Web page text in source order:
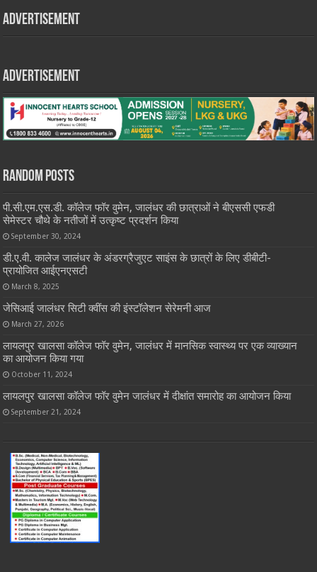
Advertisement
Advertisement
Random Posts
पी.सी.एम.एस.डी. कॉलेज फॉर वुमेन, जालंधर की छात्राओं ने बीएससी एफडी
सेमेस्टर चौथे के नतीजों में उत्कृष्ट प्रदर्शन किया
September 30, 2024
डी.ए.वी. कालेज जालंधर के अंडरग्रैजुएट साइंस के छात्रों के लिए डीबीटी-
प्रायोजित आईएनएसटी
March 8, 2025
जेसिआई जालंधर सिटी क्वींस की इंस्टॉलेशन सेरेमनी आज
March 27, 2026
लायलपुर खालसा कॉलेज फॉर वुमेन, जालंधर में मानसिक स्वास्थ्य पर एक व्याख्यान
का आयोजन किया गया
October 11, 2024
लायलपुर खालसा कॉलेज फॉर वुमेन जालंधर में दीक्षांत समारोह का आयोजन किया
September 21, 2024